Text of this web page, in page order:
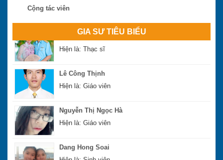
Cộng tác viên
GIA SƯ TIÊU BIỂU
Hiện là: Thạc sĩ
Phan Đình Sáng
Hiện là: Thạc sĩ
Hiện là: Giáo viên
Hiện là: Giáo viên
Hiện là: Sinh viên